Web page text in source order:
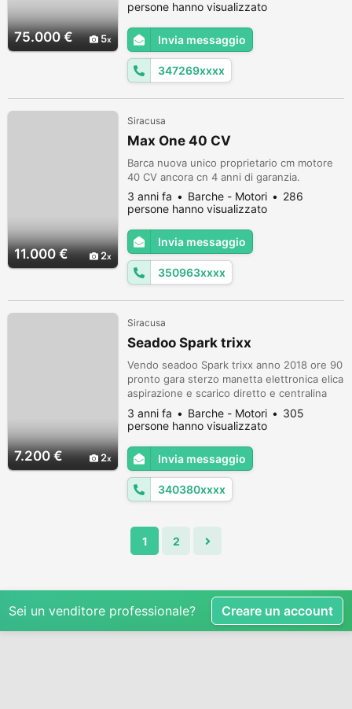
75.000 € 5
persone hanno visualizzato
Invia messaggio
347269xxxx
11.000 € 2
Siracusa
Max One 40 CV
Barca nuova unico proprietario cm motore
40 CV ancora cn 4 anni di garanzia.
3 anni fa Barche - Motori
286
persone hanno visualizzato
Invia messaggio
350963xxxx
7.200 € 2
Siracusa
Seadoo Spark trixx
Vendo seadoo Spark trixx anno 2018 ore 90
pronto gara sterzo manetta elettronica elica
aspirazione e scarico diretto e centralina
completa di carrello marca satellite
omologato no perditempo!
3 anni fa Barche - Motori
305
persone hanno visualizzato
Invia messaggio
340380xxxx
1 2
Sei un venditore professionale? Creare un account